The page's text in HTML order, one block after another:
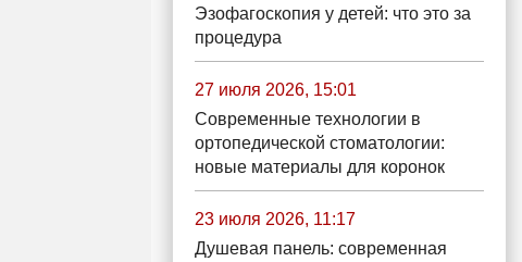
Эзофагоскопия у детей: что это за
процедура
27 июля 2026, 15:01
Современные технологии в
ортопедической стоматологии:
новые материалы для коронок
23 июля 2026, 11:17
Душевая панель: современная